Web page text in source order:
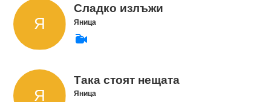
Сладко излъжи
Яница
Така стоят нещата
Яница